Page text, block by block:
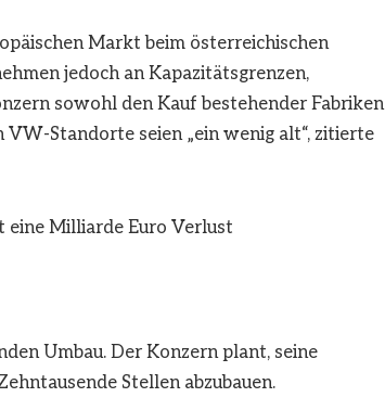
Markt beim österreichischen
jedoch an Kapazitätsgrenzen,
sowohl den Kauf bestehender Fabriken
VW-Standorte seien „ein wenig alt“, zitierte
Milliarde Euro Verlust
Umbau. Der Konzern plant, seine
Stellen abzubauen.